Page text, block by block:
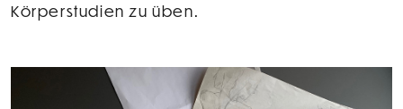
Körperstudien zu üben.